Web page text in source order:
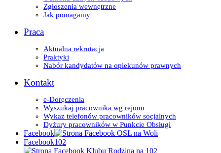
Zgłoszenia wewnętrzne
Jak pomagamy
Praca
Aktualna rekrutacja
Praktyki
Nabór kandydatów na opiekunów prawnych
Kontakt
e-Doręczenia
Wyszukaj pracownika wg rejonu
Wykaz telefonów pracowników socjalnych
Dyżury pracowników w Punkcie Obsługi
Facebook
Facebook102